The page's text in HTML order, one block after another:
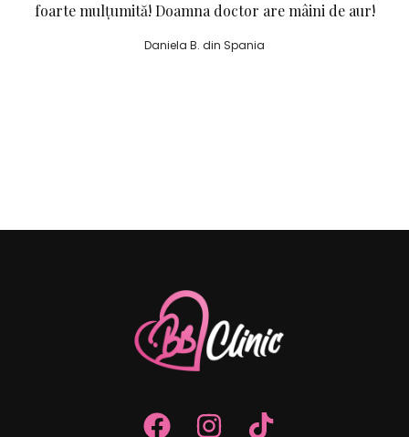
Daniela B. din Spania
foarte mulțumită! Doamna doctor are mâini de aur!